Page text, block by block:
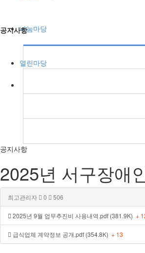
나눔마당
열린마당
공지사항
공지사항
2025년 서구장애
최고관리자 0 506
2025년 9월 업무추진비 사용내역.pdf (381.9K) +
급식업체 계약정보 공개.pdf (354.8K) + 13